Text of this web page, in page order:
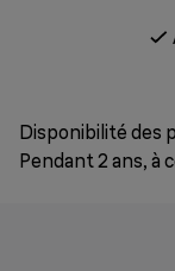
Disponibilité des
Pendant 2 ans, à